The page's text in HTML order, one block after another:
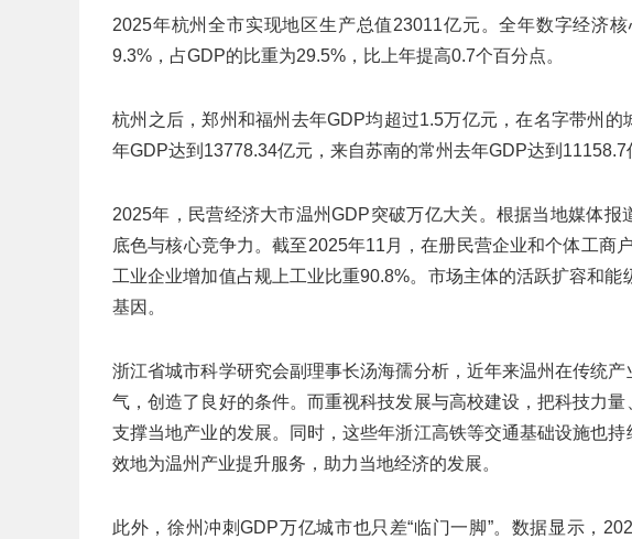
2025年杭州全市实现地区生产总值23011亿元。全年数字经济
9.3%，占GDP的比重为29.5%，比上年提高0.7个百分点。
杭州之后，郑州和福州去年GDP均超过1.5万亿元，在名字带州
年GDP达到13778.34亿元，来自苏南的常州去年GDP达到11158.7
2025年，民营经济大市温州GDP突破万亿大关。根据当地媒体报
底色与核心竞争力。截至2025年11月，在册民营企业和个体工商
工业企业增加值占规上工业比重90.8%。市场主体的活跃扩容和
基因。
浙江省城市科学研究会副理事长汤海孺分析，近年来温州在传统
气，创造了良好的条件。而重视科技发展与高校建设，把科技力
支撑当地产业的发展。同时，这些年浙江高铁等交通基础设施也
效地为温州产业提升服务，助力当地经济的发展。
此外，徐州冲刺GDP万亿城市也只差“临门一脚”。数据显示，